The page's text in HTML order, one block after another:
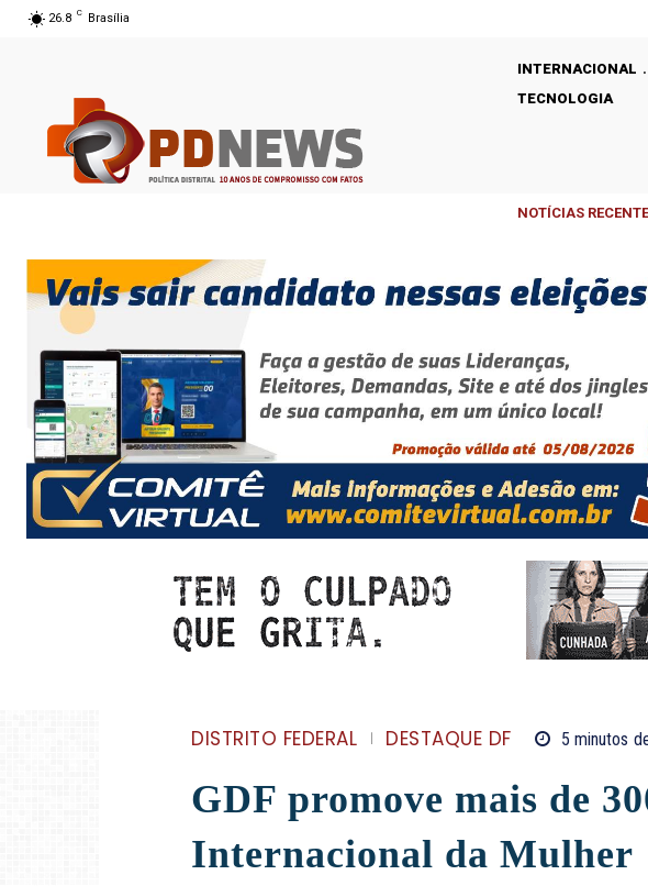
26.8 C Brasília
INTERNACIONAL
TECNOLOGIA
NOTÍCIAS
DISTRITO FEDERAL DESTAQUE DF 5 minutos
GDF promove mais de
Internacional da Mulher